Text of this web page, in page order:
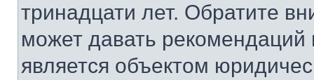
тринадцати лет. Обратите
может давать
является объектом